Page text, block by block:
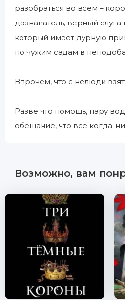
разобраться во всем –
дознаватель, верный
который имеет дурную
по чужим садам в
Впрочем, что с нелюди
Разве что помощь, пару
обещание, что все когда-
Возможно, вам